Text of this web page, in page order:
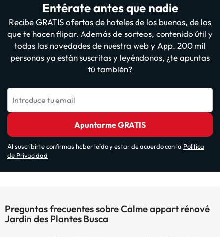
Entérate antes que nadie
Recibe GRATIS ofertas de hoteles de los buenos, de los
que te hacen flipar. Además de sorteos, contenido útil y
todas las novedades de nuestra web y App. 200 mil
personas ya están suscritas y leyéndonos, ¿te apuntas
tú también?
Introduce tu email
Apuntarme GRATIS
Al suscribirte confirmas haber leído y estar de acuerdo con la Política
de Privacidad
Preguntas frecuentes sobre Calme appart rénové
Jardin des Plantes Busca